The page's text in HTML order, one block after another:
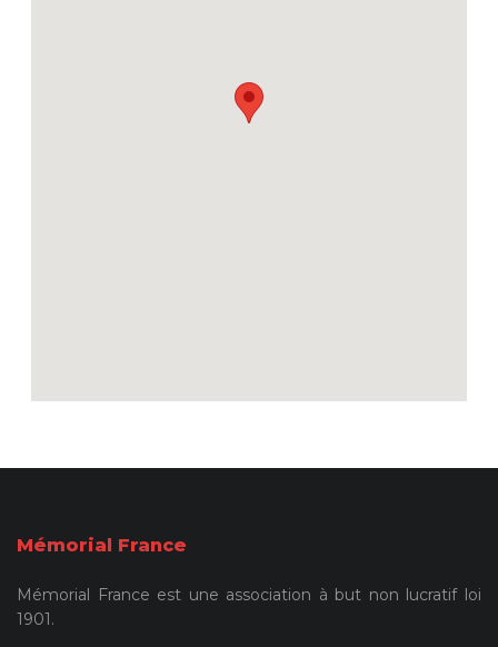
Mémorial France
Mémorial France est une association à but non lucratif loi
1901.